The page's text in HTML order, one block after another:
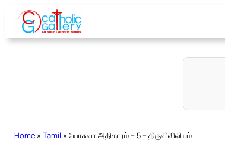
Skip
content
Home » Tamil » யோசுவா அதிகாரம் – 5 – திருவிவிலியம்